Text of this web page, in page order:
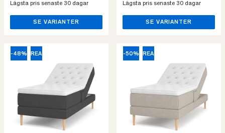
Lägsta pris senaste 30 dagar
SE VARIANTER
Lägsta pris senaste 30 dagar
SE VARIANTER
-48% REA -50% REA